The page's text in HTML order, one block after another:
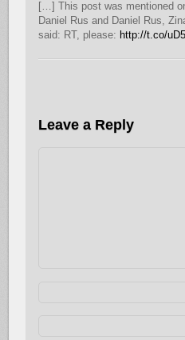
[…] This post was mentioned
Daniel Rus and Daniel Rus,
said: RT, please: http://t.co/
Leave a Reply